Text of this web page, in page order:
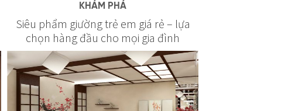
KHÁM PHÁ
Siêu phẩm giường trẻ em giá rẻ – lựa
chọn hàng đầu cho mọi gia đình